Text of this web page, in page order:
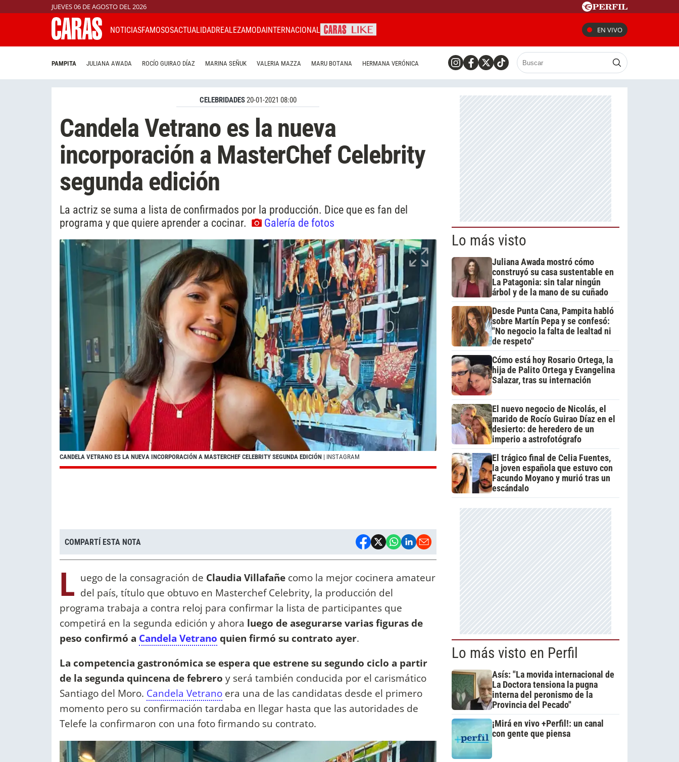
JUEVES 06 DE AGOSTO DEL 2026
NOTICIASFAMOSOSACTUALIDADREALEZAMODAINTERNACIONAL EN VIVO
PAMPITA JULIANA AWADA ROCÍO GUIRAO DÍAZ MARINA SEÑUK VALERIA MAZZA MARU BOTANA HERMANA VERÓNICA
CELEBRIDADES20-01-2021 08:00
Candela Vetrano es la nueva
incorporación a MasterChef Celebrity
segunda edición
La actriz se suma a lista de confirmados por la producción. Dice que es fan del
programa y que quiere aprender a cocinar.
Galería de fotos
CANDELA VETRANO ES LA NUEVA INCORPORACIÓN A MASTERCHEF CELEBRITY SEGUNDA EDICIÓN | INSTAGRAM
COMPARTÍ ESTA NOTA
L uego de la consagración de Claudia Villafañe como la mejor cocinera amateur
del país, título que obtuvo en Masterchef Celebrity, la producción del
programa trabaja a contra reloj para confirmar la lista de participantes que
competirá en la segunda edición y ahora luego de asegurarse varias figuras de
peso confirmó a Candela Vetrano quien firmó su contrato ayer.
La competencia gastronómica se espera que estrene su segundo ciclo a partir
de la segunda quincena de febrero y será también conducida por el carismático
Santiago del Moro. Candela Vetrano era una de las candidatas desde el primero
momento pero su confirmación tardaba en llegar hasta que las autoridades de
Telefe la confirmaron con una foto firmando su contrato.
Lo más visto
Juliana Awada mostró cómo
construyó su casa sustentable en
La Patagonia: sin talar ningún
árbol y de la mano de su cuñado
Desde Punta Cana, Pampita habló
sobre Martín Pepa y se confesó:
"No negocio la falta de lealtad ni
de respeto"
Cómo está hoy Rosario Ortega, la
hija de Palito Ortega y Evangelina
Salazar, tras su internación
El nuevo negocio de Nicolás, el
marido de Rocío Guirao Díaz en el
desierto: de heredero de un
imperio a astrofotógrafo
El trágico final de Celia Fuentes,
la joven española que estuvo con
Facundo Moyano y murió tras un
escándalo
Lo más visto en Perfil
Asís: "La movida internacional de
La Doctora tensiona la pugna
interna del peronismo de la
Provincia del Pecado"
¡Mirá en vivo +Perfil!: un canal
con gente que piensa